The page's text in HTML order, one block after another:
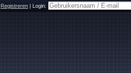
Registreren|Login: